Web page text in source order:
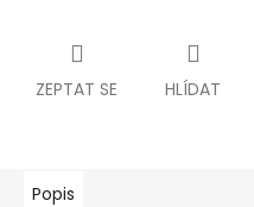
ZEPTAT SE HLÍDAT
Popis